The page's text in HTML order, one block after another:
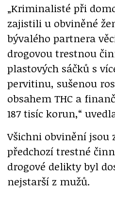
„Kriminalisté při
zajistili u obviněné
bývalého partnera
drogovou trestnou
plastových sáčků s
pervitinu, sušenou
obsahem THC a
187 tisíc korun,“
Všichni obvinění jsou
předchozí trestné
drogové delikty byl
nejstarší z mužů.